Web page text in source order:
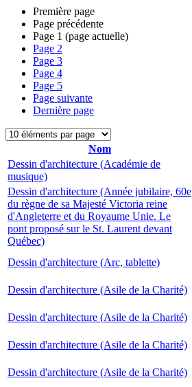
Première page
Page précédente
Page 1 (page actuelle)
Page 2
Page 3
Page 4
Page 5
Page suivante
Dernière page
Nom
Dessin d'architecture (Académie de
musique)
Dessin d'architecture (Année jubilaire, 60e
du règne de sa Majesté Victoria reine
d'Angleterre et du Royaume Unie. Le
pont proposé sur le St. Laurent devant
Québec)
Dessin d'architecture (Arc, tablette)
Dessin d'architecture (Asile de la Charité)
Dessin d'architecture (Asile de la Charité)
Dessin d'architecture (Asile de la Charité)
Dessin d'architecture (Asile de la Charité)